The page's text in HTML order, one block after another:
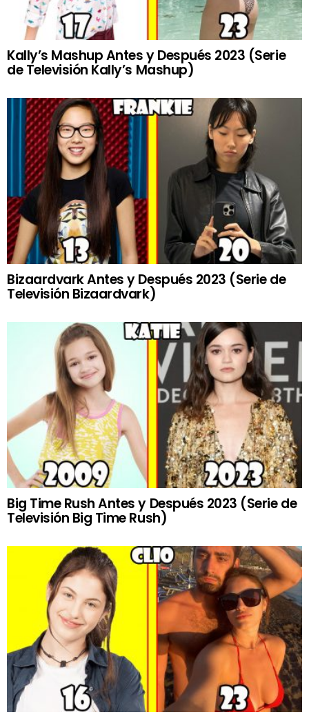
Kally’s Mashup Antes y Después 2023 (Serie
de Televisión Kally’s Mashup)
Bizaardvark Antes y Después 2023 (Serie de
Televisión Bizaardvark)
Big Time Rush Antes y Después 2023 (Serie de
Televisión Big Time Rush)